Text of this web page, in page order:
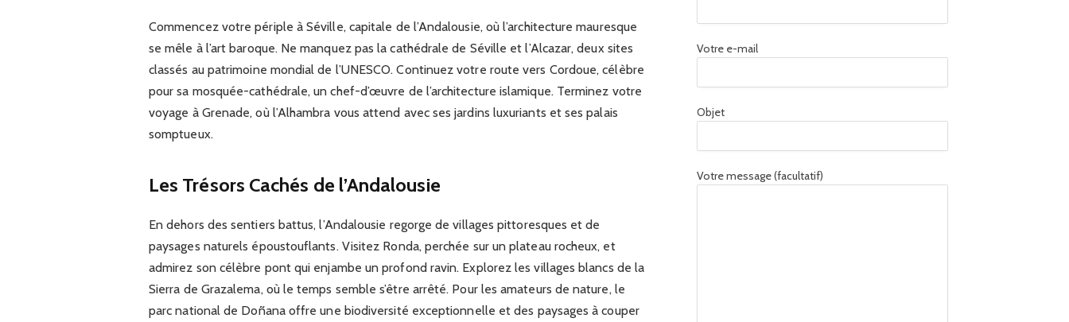
Commencez votre périple à Séville, capitale de l’Andalousie, où l’architecture mauresque
se mêle à l’art baroque. Ne manquez pas la cathédrale de Séville et l’Alcazar, deux sites
classés au patrimoine mondial de l’UNESCO. Continuez votre route vers Cordoue, célèbre
pour sa mosquée-cathédrale, un chef-d’œuvre de l’architecture islamique. Terminez votre
voyage à Grenade, où l’Alhambra vous attend avec ses jardins luxuriants et ses palais
somptueux.
Les Trésors Cachés de l’Andalousie
En dehors des sentiers battus, l’Andalousie regorge de villages pittoresques et de
paysages naturels époustouflants. Visitez Ronda, perchée sur un plateau rocheux, et
admirez son célèbre pont qui enjambe un profond ravin. Explorez les villages blancs de la
Sierra de Grazalema, où le temps semble s’être arrêté. Pour les amateurs de nature, le
parc national de Doñana offre une biodiversité exceptionnelle et des paysages à couper
Votre e-mail
Objet
Votre message (facultatif)